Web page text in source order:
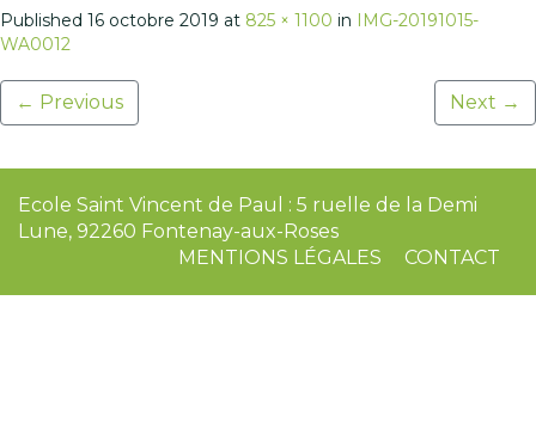
Published 16 octobre 2019 at 825 × 1100 in IMG-20191015-
WA0012
← Previous Next →
Ecole Saint Vincent de Paul : 5 ruelle de la Demi
Lune, 92260 Fontenay-aux-Roses
MENTIONS LÉGALES
CONTACT